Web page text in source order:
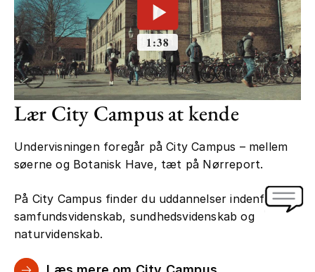
Lær City Campus at kende
Undervisningen foregår på City Campus – mellem
søerne og Botanisk Have, tæt på Nørreport.
På City Campus finder du uddannelser indenfor
samfundsvidenskab, sundhedsvidenskab og
naturvidenskab.